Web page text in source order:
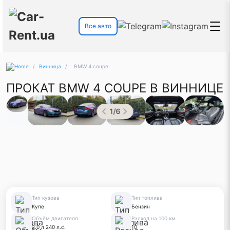
Все авто
/ Винница / BMW 4 coupe
ПРОКАТ BMW 4 COUPE В ВИННИЦЕ
1/6
Тип кузова
Купе
Тип топлива
Бензин
Объём двигателя
2.0 л 240 л.с.
Расход на 100 км
10